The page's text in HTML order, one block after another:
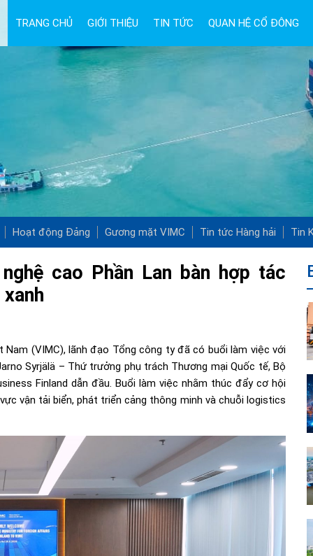
TRANG CHỦ GIỚI THIỆU TIN TỨC QUAN HỆ CỔ ĐÔNG
Hoạt động Đảng Gương mặt VIMC Tin tức Hàng hải Tin
cao Phần Lan bàn hợp tác
(VIMC), lãnh đạo Tổng công ty đã có buổi làm việc với
Syrjälä – Thứ trưởng phụ trách Thương mại Quốc tế, Bộ
Finland dẫn đầu. Buổi làm việc nhằm thúc đẩy cơ hội
vận tải biển, phát triển cảng thông minh và chuỗi logistics